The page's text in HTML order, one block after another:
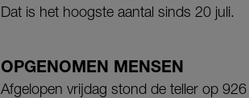
Dat is het hoogste aantal sinds 20 juli.
OPGENOMEN MENSEN
Afgelopen vrijdag stond de teller op